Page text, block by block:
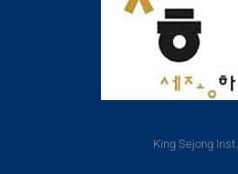
King Sejong Inst.